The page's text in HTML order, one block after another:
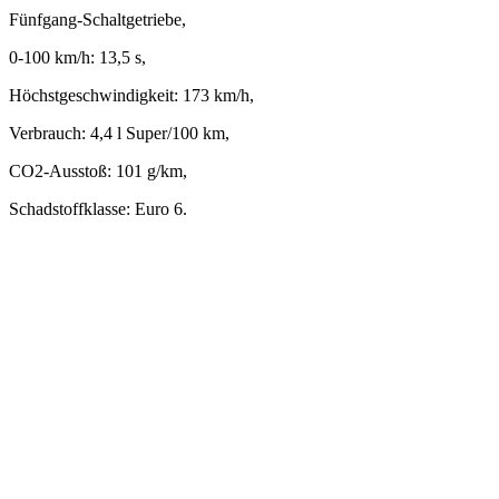
Fünfgang-Schaltgetriebe,
0-100 km/h: 13,5 s,
Höchstgeschwindigkeit: 173 km/h,
Verbrauch: 4,4 l Super/100 km,
CO2-Ausstoß: 101 g/km,
Schadstoffklasse: Euro 6.